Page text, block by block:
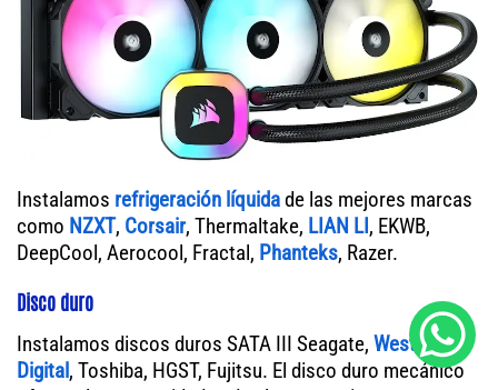
Instalamos refrigeración líquidade las mejores marcas
como NZXT, Corsair, Thermaltake, LIAN LI, EKWB,
DeepCool, Aerocool, Fractal, Phanteks, Razer.
Disco duro
Instalamos discos duros SATA III Seagate, Western
Digital, Toshiba, HGST, Fujitsu. El disco duro mecánico